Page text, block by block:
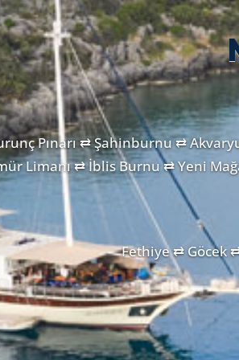
Pınarı ⇄ Şahinburnu ⇄
Limanı ⇄ İblis Burnu ⇄ Yeni
Fethiye ⇄ Göcek